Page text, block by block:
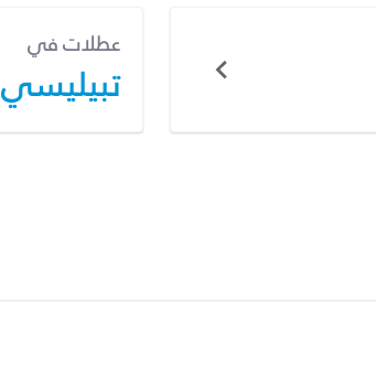
عطلات في
تبيليسي